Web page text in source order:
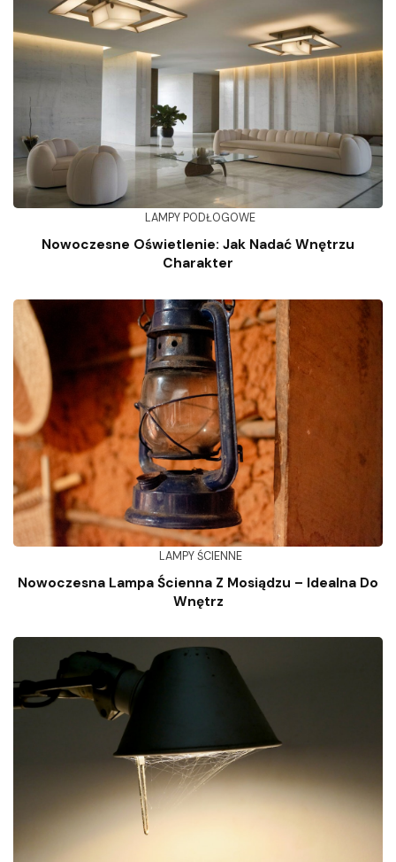
LAMPY PODŁOGOWE
Nowoczesne Oświetlenie: Jak Nadać Wnętrzu
Charakter
LAMPY ŚCIENNE
Nowoczesna Lampa Ścienna Z Mosiądzu – Idealna Do
Wnętrz